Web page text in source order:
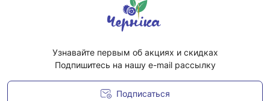
Узнавайте первым об акциях и скидках
Подпишитесь на нашу e-mail рассылку
Подписаться